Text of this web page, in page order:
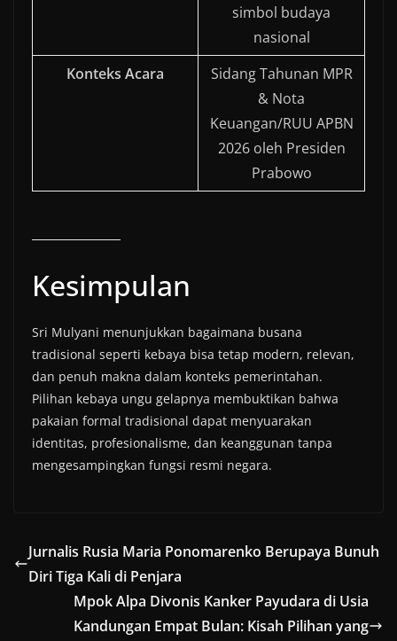
simbol budaya
nasional
Konteks Acara
Sidang Tahunan MPR
& Nota
Keuangan/RUU APBN
2026 oleh Presiden
Prabowo
Kesimpulan
Sri Mulyani menunjukkan bagaimana busana
tradisional seperti kebaya bisa tetap modern, relevan,
dan penuh makna dalam konteks pemerintahan.
Pilihan kebaya ungu gelapnya membuktikan bahwa
pakaian formal tradisional dapat menyuarakan
identitas, profesionalisme, dan keanggunan tanpa
mengesampingkan fungsi resmi negara.
Jurnalis Rusia Maria Ponomarenko Berupaya Bunuh
Diri Tiga Kali di Penjara
Mpok Alpa Divonis Kanker Payudara di Usia
Kandungan Empat Bulan: Kisah Pilihan yang